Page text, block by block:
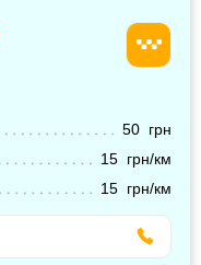
50 грн
15 грн/км
15 грн/км